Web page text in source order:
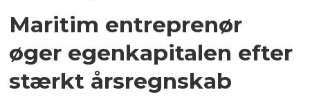
Maritim entreprenør
øger egenkapitalen efter
stærkt årsregnskab